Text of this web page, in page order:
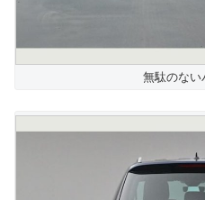
無駄のない